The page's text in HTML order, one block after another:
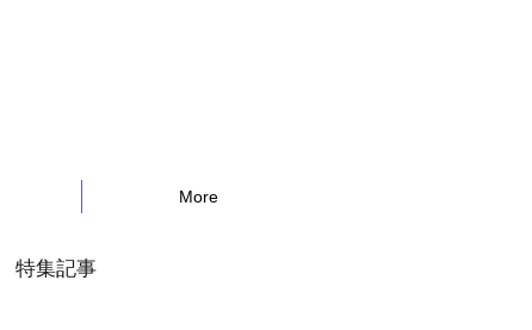
More
特集記事